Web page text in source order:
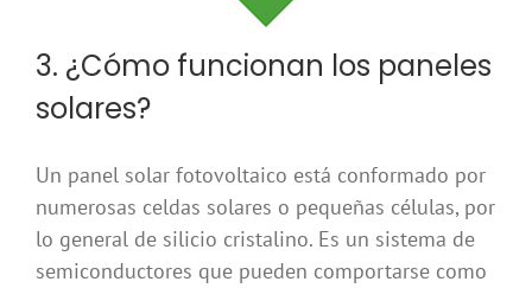
3. ¿Cómo funcionan los paneles
solares?
Un panel solar fotovoltaico está conformado por
numerosas celdas solares o pequeñas células, por
lo general de silicio cristalino. Es un sistema de
semiconductores que pueden comportarse como